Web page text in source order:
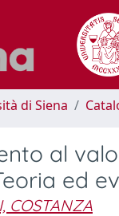
di Siena
al
ed
COSTANZA